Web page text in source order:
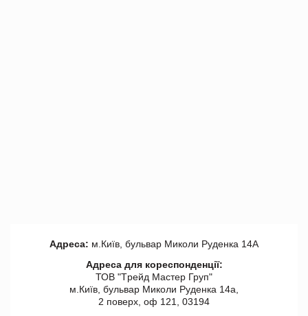
Адреса: м.Київ, бульвар Миколи Руденка 14А
Адреса для кореспонденції:
ТОВ "Tрейд Мастер Груп"
м.Київ, бульвар Миколи Руденка 14а,
2 поверх, оф 121, 03194